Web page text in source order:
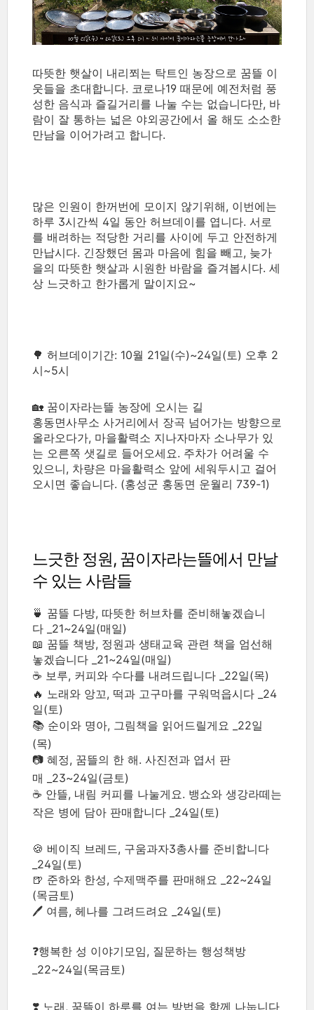
따뜻한 햇살이 내리쬐는 탁트인 농장으로 꿈뜰 이
웃들을 초대합니다. 코로나19 때문에 예전처럼 풍
성한 음식과 즐길거리를 나눌 수는 없습니다만, 바
람이 잘 통하는 넓은 야외공간에서 올 해도 소소한
만남을 이어가려고 합니다.
많은 인원이 한꺼번에 모이지 않기위해, 이번에는
하루 3시간씩 4일 동안 허브데이를 엽니다. 서로
를 배려하는 적당한 거리를 사이에 두고 안전하게
만납시다. 긴장했던 몸과 마음에 힘을 빼고, 늦가
을의 따뜻한 햇살과 시원한 바람을 즐겨봅시다. 세
상 느긋하고 한가롭게 말이지요~
🌳 허브데이기간: 10월 21일(수)~24일(토) 오후 2
시~5시
🏡 꿈이자라는뜰 농장에 오시는 길
홍동면사무소 사거리에서 장곡 넘어가는 방향으로
올라오다가, 마을활력소 지나자마자 소나무가 있
는 오른쪽 샛길로 들어오세요. 주차가 어려울 수
있으니, 차량은 마을활력소 앞에 세워두시고 걸어
오시면 좋습니다. (홍성군 홍동면 운월리 739-1)
느긋한 정원, 꿈이자라는뜰에서 만날
수 있는 사람들
🍵 꿈뜰 다방, 따뜻한 허브차를 준비해놓겠습니
다 _21~24일(매일)
📖 꿈뜰 책방, 정원과 생태교육 관련 책을 엄선해
놓겠습니다 _21~24일(매일)
☕ 보루, 커피와 수다를 내려드립니다 _22일(목)
🔥 노래와 앙꼬, 떡과 고구마를 구워먹읍시다 _24
일(토)
📚 순이와 명아, 그림책을 읽어드릴게요 _22일
(목)
📷 혜정, 꿈뜰의 한 해. 사진전과 엽서 판
매 _23~24일(금토)
☕ 안뜰, 내림 커피를 나눌게요. 뱅쇼와 생강라떼는
작은 병에 담아 판매합니다 _24일(토)
🍪 베이직 브레드, 구움과자3총사를 준비합니다
_24일(토)
🍺 준하와 한성, 수제맥주를 판매해요 _22~24일
(목금토)
🖊 여름, 헤나를 그려드려요 _24일(토)
❓행복한 성 이야기모임, 질문하는 행성책방
_22~24일(목금토)
❣️ 노래, 꿈뜰이 하루를 여는 방법을 함께 나눕니다